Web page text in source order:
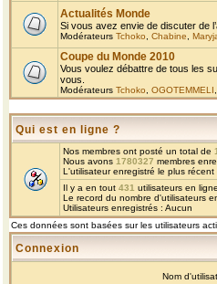
Actualités Monde
Si vous avez envie de discuter de
Modérateurs Tchoko Chabine
Coupe du Monde 2010
Vous voulez débattre de tous les
vous.
Modérateurs Tchoko OGOTEMMELI
Qui est en ligne ?
Nos membres ont posté un total de
Nous avons 1780327 membres
L'utilisateur enregistré le plus récent
Il y a en tout 431 utilisateurs en
Le record du nombre d'utilisateurs
Utilisateurs enregistrés : Aucun
Ces données sont basées sur les utilisateurs
Connexion
Nom